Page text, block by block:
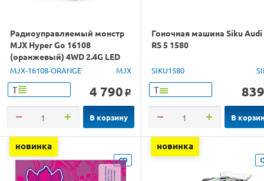
Радиоуправляемый монстр
MJX Hyper Go 16108
(оранжевый) 4WD 2.4G LED
1/16 RTR
MJX-16108-ORANGE MJX
Т 4 790 o
В корзину
Гоночная машина Siku Audi
RS 5 1580
SIKU1580
Т 839
В
новинка новинка